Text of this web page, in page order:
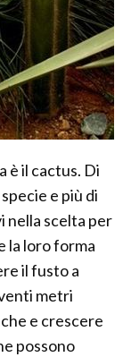
è il cactus. Di
e più di
nella scelta per
la loro forma
il fusto a
metri
e crescere
possono